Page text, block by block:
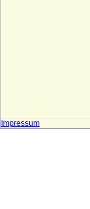
Zieten
Impressum